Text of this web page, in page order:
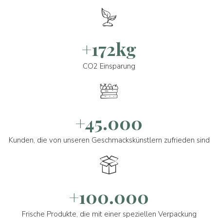
+172kg
CO2 Einsparung
+45.000
Kunden, die von unseren Geschmackskünstlern zufrieden sind
+100.000
Frische Produkte, die mit einer speziellen Verpackung